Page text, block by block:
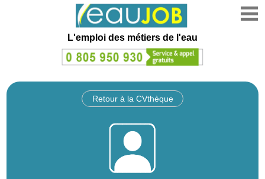
L'emploi des métiers de l'eau
Retour à la CVthèque